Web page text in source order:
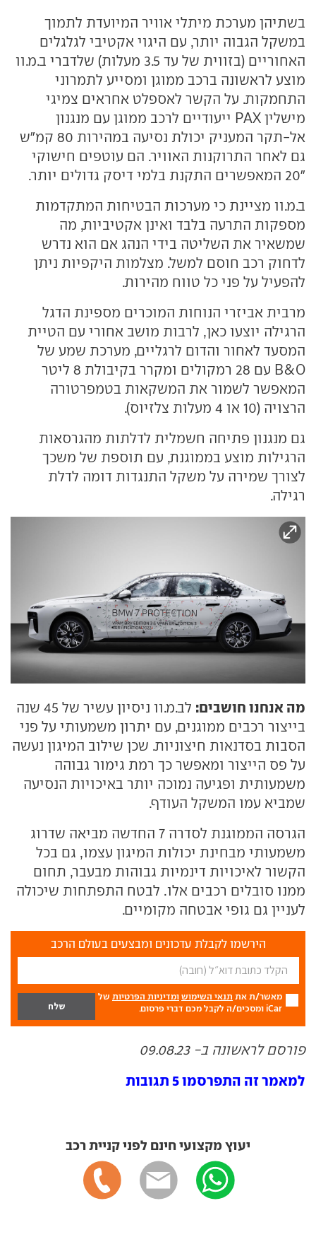
בשתיהן מערכת מיתלי אוויר המיועדת לתמוך
במשקל הגבוה יותר, עם היגוי אקטיבי לגלגלים
האחוריים (בזווית של עד 3.5 מעלות) שלדברי ב.מ.וו
מוצע לראשונה ברכב ממוגן ומסייע לתמרוני
התחמקות. על הקשר לאספלט אחראים צמיגי
מישלין PAX ייעודיים לרכב ממוגן עם מנגנון
אל-תקר המעניק יכולת נסיעה במהירות 80 קמ"ש
גם לאחר התרוקנות האוויר. הם עוטפים חישוקי
"20 המאפשרים התקנת בלמי דיסק גדולים יותר.
ב.מ.וו מציינת כי מערכות הבטיחות המתקדמות
מספקות התרעה בלבד ואינן אקטיביות, מה
שמשאיר את השליטה בידי הנהג אם הוא נדרש
לדחוק רכב חוסם למשל. מצלמות היקפיות ניתן
להפעיל על פני כל טווח מהירות.
מרבית אביזרי הנוחות המוכרים מספינת הדגל
הרגילה יוצעו כאן, לרבות מושב אחורי עם הטיית
המסעד לאחור והדום לרגליים, מערכת שמע של
B&O עם 28 רמקולים ומקרר בקיבולת 8 ליטר
המאפשר לשמור את המשקאות בטמפרטורה
הרצויה (10 או 4 מעלות צלזיוס).
גם מנגנון פתיחה חשמלית לדלתות מהגרסאות
הרגילות מוצע בממוגנת, עם תוספת של משכך
לצורך שמירה על משקל התנגדות דומה לדלת
רגילה.
מה אנחנו חושבים:
לב.מ.וו ניסיון עשיר של 45 שנה
בייצור רכבים ממוגנים, עם יתרון משמעותי על פני
הסבות בסדנאות חיצוניות. שכן שילוב המיגון נעשה
על פס הייצור ומאפשר כך רמת גימור גבוהה
משמעותית ופגיעה נמוכה יותר באיכויות הנסיעה
שמביא עמו המשקל העודף.
הגרסה הממוגנת לסדרה 7 החדשה מביאה שדרוג
משמעותי מבחינת יכולות המיגון עצמו, גם בכל
הקשור לאיכויות דינמיות גבוהות מבעבר, תחום
ממנו סובלים רכבים אלו. לבטח התפתחות שיכולה
לעניין גם גופי אבטחה מקומיים.
הירשמו לקבלת עדכונים ומבצעים בעולם הרכב
מאשר/ת את תנאי השימוש ומדיניות הפרטיות של
iCar ומסכים/ה לקבל מכם דברי פרסום.
פורסם לראשונה ב- 09.08.23
למאמר זה התפרסמו 5 תגובות
יעוץ מקצועי חינם לפני קניית רכב